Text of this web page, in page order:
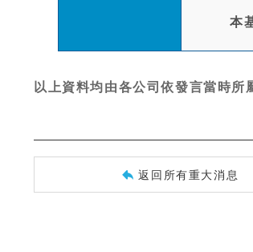
本
以上資料均由各公司依發言當時
返回所有重大消息